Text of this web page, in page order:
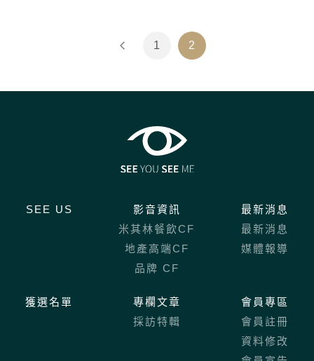
1 2
SEE US
影音資訊
米其林餐飲CF
地產高端CF
品牌 CF
最新消息
最新消息
媒體報導
獲選名單
專欄文章
採訪特輯
會員專區
會員註冊
資料修改